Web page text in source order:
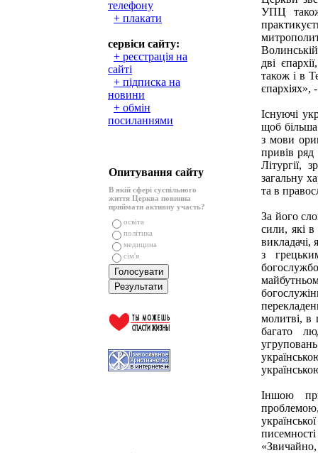
телефону
+ плакати
сервіси сайту:
+ реєстрація на
сайті
+ підписка на
новини
+ обмін
посиланнями
Опитування сайту
В якій сфері суспільного
життя Церква повинна
приймати активну участь?
освіта
політика
медицина
сім'я
УПЦ також
дві
також і в
єпархіях»,
Існуючі
щоб більша
з мови
привів ряд
загальну
та в
За його
сили, які
викладачі,
з
молитві, в
багато
Іншою